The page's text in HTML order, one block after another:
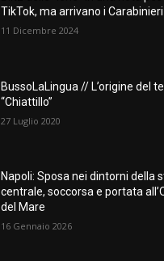
TikTok, ma arrivano i Carabinieri
11 Dicembre 2024
BussoLaLingua // L’origine del
“Chiattillo”
27 Luglio 2020
Napoli: Sposa nei dintorni della
centrale, soccorsa e portata
del Mare
16 Gennaio 2026